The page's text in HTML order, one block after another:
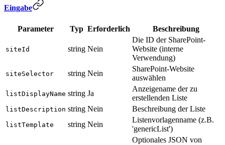
Eingabe
Parameter Typ Erforderlich Beschreibung
siteId string Nein
Die ID der SharePoint-
Website (interne
Verwendung)
siteSelector string Nein
SharePoint-Website
auswählen
listDisplayName string Ja
Anzeigename der zu
erstellenden Liste
listDescription string Nein Beschreibung der Liste
listTemplate string Nein
Listenvorlagenname (z.B.
'genericList')
Optionales JSON von